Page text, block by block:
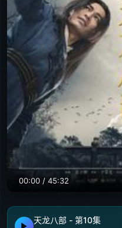
00:00 / 45:32
天龙八部 - 第10集